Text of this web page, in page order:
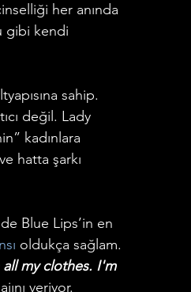
her anında
gibi kendi
sahip.
değil. Lady
kadınlara
hatta şarkı
Blue Lips’in en
oldukça sağlam.
my clothes. I'm
veriyor.